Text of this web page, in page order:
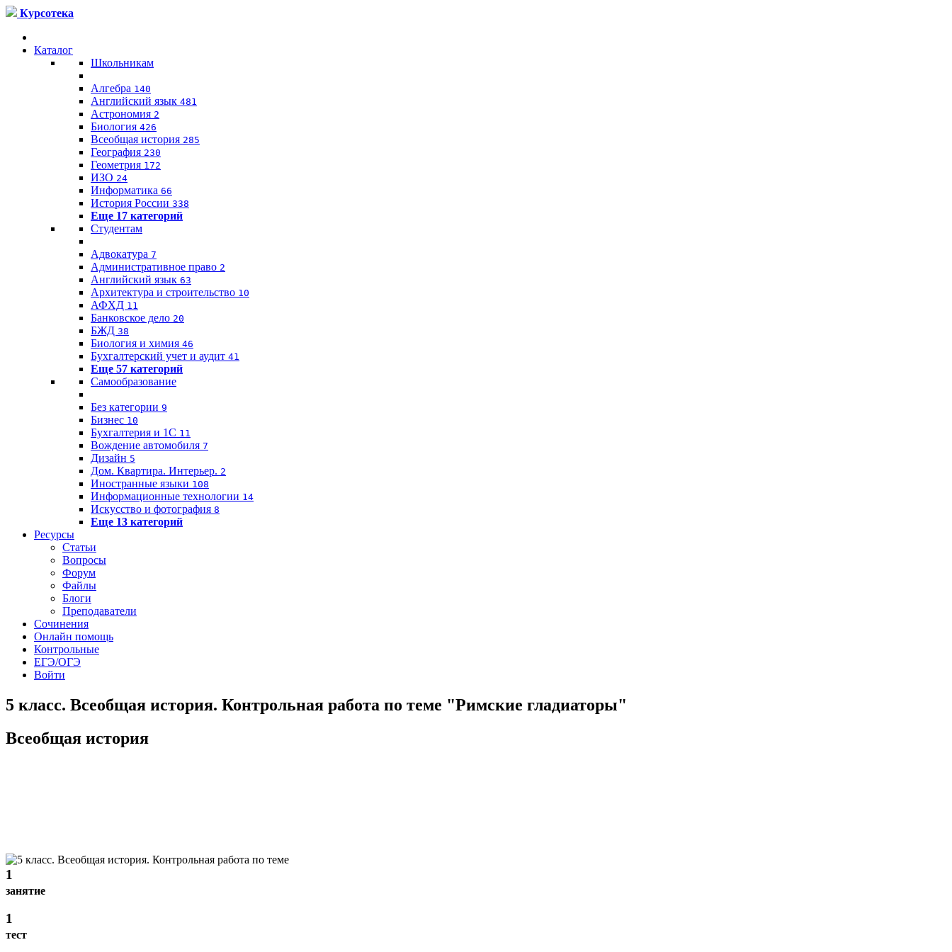
Курсотека
Каталог
Школьникам
Алгебра 140
Английский язык 481
Астрономия 2
Биология 426
Всеобщая история 285
География 230
Геометрия 172
ИЗО 24
Информатика 66
История России 338
Еще 17 категорий
Студентам
Адвокатура 7
Административное право 2
Английский язык 63
Архитектура и строительство 10
АФХД 11
Банковское дело 20
БЖД 38
Биология и химия 46
Бухгалтерский учет и аудит 41
Еще 57 категорий
Самообразование
Без категории 9
Бизнес 10
Бухгалтерия и 1C 11
Вождение автомобиля 7
Дизайн 5
Дом. Квартира. Интерьер. 2
Иностранные языки 108
Информационные технологии 14
Искусство и фотография 8
Еще 13 категорий
Ресурсы
Статьи
Вопросы
Форум
Файлы
Блоги
Преподаватели
Сочинения
Онлайн помощь
Контрольные
ЕГЭ/ОГЭ
Войти
5 класс. Всеобщая история. Контрольная работа по теме "Римские гладиаторы"
Всеобщая история
1
занятие
1
тест